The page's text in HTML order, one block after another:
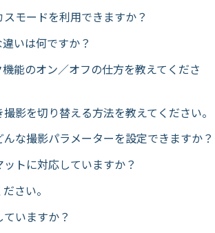
モードを利用できますか？
いは何ですか？
能のオン／オフの仕方を教えてくださ
影を切り替える方法を教えてください。
な撮影パラメーターを設定できますか？
トに対応していますか？
さい。
いますか？